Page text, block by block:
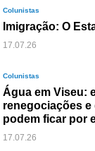
Colunistas
Imigração: O
17.07.26
Colunistas
Água em Viseu:
renegociações
podem ficar por
17.07.26